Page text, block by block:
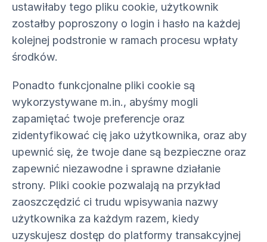
ustawiłaby tego pliku cookie, użytkownik
zostałby poproszony o login i hasło na każdej
kolejnej podstronie w ramach procesu wpłaty
środków.
Ponadto funkcjonalne pliki cookie są
wykorzystywane m.in., abyśmy mogli
zapamiętać twoje preferencje oraz
zidentyfikować cię jako użytkownika, oraz aby
upewnić się, że twoje dane są bezpieczne oraz
zapewnić niezawodne i sprawne działanie
strony. Pliki cookie pozwalają na przykład
zaoszczędzić ci trudu wpisywania nazwy
użytkownika za każdym razem, kiedy
uzyskujesz dostęp do platformy transakcyjnej